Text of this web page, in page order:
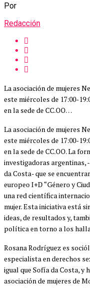
Por
Redacción
La asociación de mujeres
este miércoles de 17:00-
en la sede de CC.OO…
La asociación de mujeres
este miércoles de 17:00-
en la sede de CC.OO. La
investigadoras argentinas,
da Costa- que se
europeo I+D “Género y
una red científica
mujer. Esta iniciativa está
ideas, de resultados y,
política en torno a los
Rosana Rodríguez es
especialista en derechos
igual que Sofía da Costa, y
asociación de mujeres de